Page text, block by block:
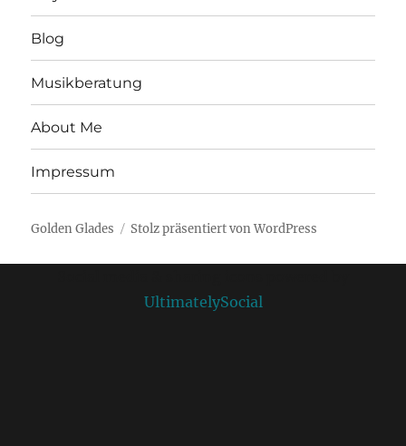
Blog
Musikberatung
About Me
Impressum
Golden Glades Stolz präsentiert von WordPress
UltimatelySocial